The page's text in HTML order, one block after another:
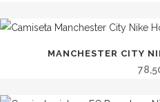
MANCHESTER CITY